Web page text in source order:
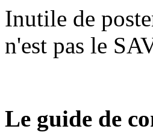
Inutile de
n'est pas le
Le guide de